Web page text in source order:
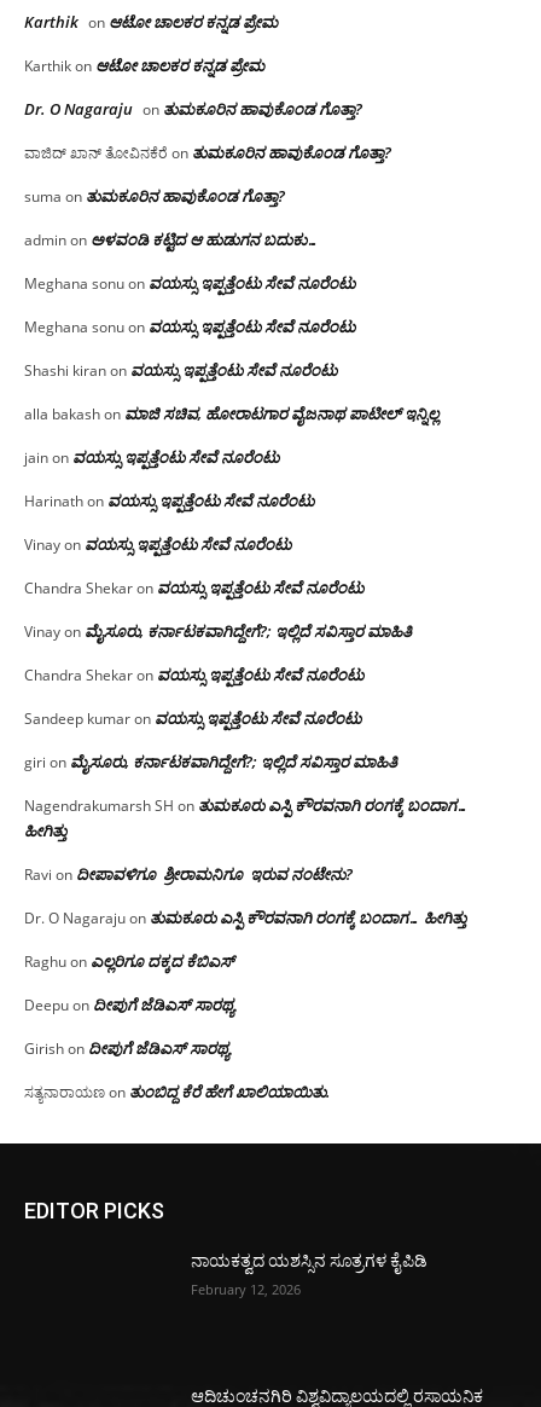
Karthik on ಆಟೋ ಚಾಲಕರ ಕನ್ನಡ ಪ್ರೇಮ
Karthikon ಆಟೋ ಚಾಲಕರ ಕನ್ನಡ ಪ್ರೇಮ
Dr. O Nagaraju on ತುಮಕೂರಿನ ಹಾವುಕೊಂಡ ಗೊತ್ತಾ?
ವಾಜಿದ್ ಖಾನ್ ತೋವಿನಕೆರೆ on ತುಮಕೂರಿನ ಹಾವುಕೊಂಡ ಗೊತ್ತಾ?
suma on ತುಮಕೂರಿನ ಹಾವುಕೊಂಡ ಗೊತ್ತಾ?
adminon ಅಳವಂಡಿ ಕಟ್ಟಿದ ಆ ಹುಡುಗನ ಬದುಕು…
Meghana sonuon ವಯಸ್ಸು ಇಪ್ಪತ್ತೆಂಟು ಸೇವೆ ನೂರೆಂಟು
Meghana sonuon ವಯಸ್ಸು ಇಪ್ಪತ್ತೆಂಟು ಸೇವೆ ನೂರೆಂಟು
Shashi kiranon ವಯಸ್ಸು ಇಪ್ಪತ್ತೆಂಟು ಸೇವೆ ನೂರೆಂಟು
alla bakashon ಮಾಜಿ ಸಚಿವ, ಹೋರಾಟಗಾರ ವೈಜನಾಥ ಪಾಟೀಲ್ ಇನ್ನಿಲ್ಲ
jainon ವಯಸ್ಸು ಇಪ್ಪತ್ತೆಂಟು ಸೇವೆ ನೂರೆಂಟು
Harinathon ವಯಸ್ಸು ಇಪ್ಪತ್ತೆಂಟು ಸೇವೆ ನೂರೆಂಟು
Vinayon ವಯಸ್ಸು ಇಪ್ಪತ್ತೆಂಟು ಸೇವೆ ನೂರೆಂಟು
Chandra Shekaron ವಯಸ್ಸು ಇಪ್ಪತ್ತೆಂಟು ಸೇವೆ ನೂರೆಂಟು
Vinayon ಮೈಸೂರು, ಕರ್ನಾಟಕವಾಗಿದ್ದೇಗೆ?; ಇಲ್ಲಿದೆ ಸವಿಸ್ತಾರ ಮಾಹಿತಿ
Chandra Shekaron ವಯಸ್ಸು ಇಪ್ಪತ್ತೆಂಟು ಸೇವೆ ನೂರೆಂಟು
Sandeep kumaron ವಯಸ್ಸು ಇಪ್ಪತ್ತೆಂಟು ಸೇವೆ ನೂರೆಂಟು
giri on ಮೈಸೂರು, ಕರ್ನಾಟಕವಾಗಿದ್ದೇಗೆ?; ಇಲ್ಲಿದೆ ಸವಿಸ್ತಾರ ಮಾಹಿತಿ
Nagendrakumarsh SH on ತುಮಕೂರು ಎಸ್ಪಿ ಕೌರವನಾಗಿ ರಂಗಕ್ಕೆ ಬಂದಾಗ…
ಹೀಗಿತ್ತು
Ravi on ದೀಪಾವಳಿಗೂ ಶ್ರೀರಾಮನಿಗೂ ಇರುವ ನಂಟೇನು?
Dr. O Nagarajuon ತುಮಕೂರು ಎಸ್ಪಿ ಕೌರವನಾಗಿ ರಂಗಕ್ಕೆ ಬಂದಾಗ… ಹೀಗಿತ್ತು
Raghuon ಎಲ್ಲರಿಗೂ ದಕ್ಕದ ಕೆಬಿಎಸ್
Deepuon ದೀಪುಗೆ ಜೆಡಿಎಸ್ ಸಾರಥ್ಯ
Girishon ದೀಪುಗೆ ಜೆಡಿಎಸ್ ಸಾರಥ್ಯ
ಸತ್ಯನಾರಾಯಣon ತುಂಬಿದ್ದ ಕೆರೆ ಹೇಗೆ ಖಾಲಿಯಾಯಿತು.
EDITOR PICKS
ನಾಯಕತ್ವದ ಯಶಸ್ಸಿನ ಸೂತ್ರಗಳ ಕೈಪಿಡಿ
February 12, 2026
ಆದಿಚುಂಚನಗಿರಿ ವಿಶ್ವವಿದ್ಯಾಲಯದಲ್ಲಿ ರಸಾಯನಿಕ